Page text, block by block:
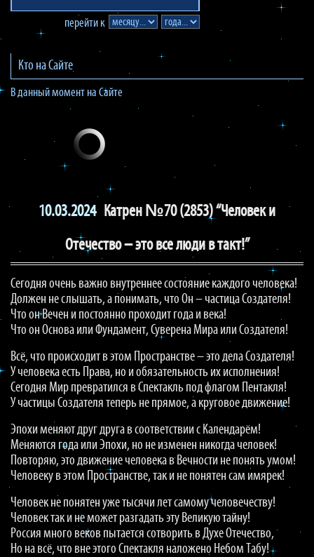
перейти к
Кто на Сайте
В данный момент на Сайте
10.03.2024 Катрен №70 (2853) “Человек и
Отечество – это все люди в такт!”
Сегодня очень важно внутреннее состояние каждого человека!
Должен не слышать, а понимать, что Он – частица Создателя!
Что он Вечен и постоянно проходит года и века!
Что он Основа или Фундамент, Суверена Мира или Создателя!
Всё, что происходит в этом Пространстве – это дела Создателя!
У человека есть Права, но и обязательность их исполнения!
Сегодня Мир превратился в Спектакль под флагом Пентакля!
У частицы Создателя теперь не прямое, а круговое движение!
Эпохи меняют друг друга в соответствии с Календарём!
Меняются года или Эпохи, но не изменен никогда человек!
Повторяю, это движение человека в Вечности не понять умом!
Человеку в этом Пространстве, так и не понятен сам имярек!
Человек не понятен уже тысячи лет самому человечеству!
Человек так и не может разгадать эту Великую тайну!
Россия много веков пытается сотворить в Духе Отечество,
Но на всё, что вне этого Спектакля наложено Небом Табу!